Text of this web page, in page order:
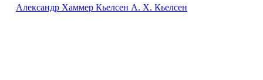
Александр Хаммер Кьелсен А. Х. Кьелсен